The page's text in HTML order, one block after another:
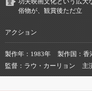
俗物が、観賞後ただ立
アクション
製作年 1983年 製作国 香
監督
ラウ・カーリョン 主